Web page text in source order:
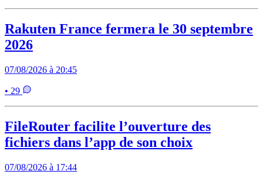
Rakuten France fermera le 30 septembre
2026
07/08/2026 à 20:45
• 29
FileRouter facilite l’ouverture des
fichiers dans l’app de son choix
07/08/2026 à 17:44